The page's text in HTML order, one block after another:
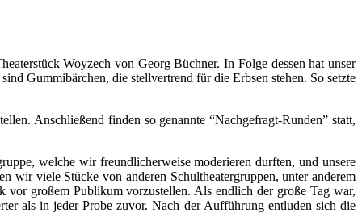
Woyzech von Georg Büchner. In Folge dessen hat unser
Gummibärchen, die stellvertrend für die Erbsen stehen. So setzte
Anschließend finden so genannte “Nachgefragt-Runden” statt,
welche wir freundlicherweise moderieren durften, und unsere
wir viele Stücke von anderen Schultheatergruppen, unter anderem
vor großem Publikum vorzustellen. Als endlich der große Tag war,
als in jeder Probe zuvor. Nach der Aufführung entluden sich die